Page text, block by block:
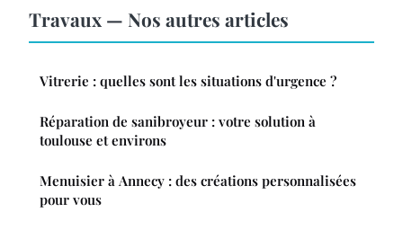
Travaux — Nos autres articles
Vitrerie : quelles sont les situations d'urgence ?
Réparation de sanibroyeur : votre solution à
toulouse et environs
Menuisier à Annecy : des créations personnalisées
pour vous